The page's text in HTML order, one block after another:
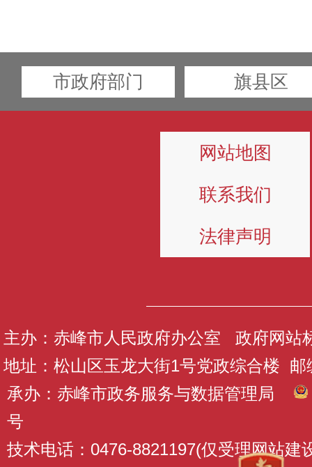
市政府部门 旗县区
网站地图
联系我们
法律声明
主办：赤峰市人民政府办公室 政府网站
地址：松山区玉龙大街1号党政综合楼 邮
承办：赤峰市政务服务与数据管理局
号
技术电话：0476-8821197(仅受理网站建